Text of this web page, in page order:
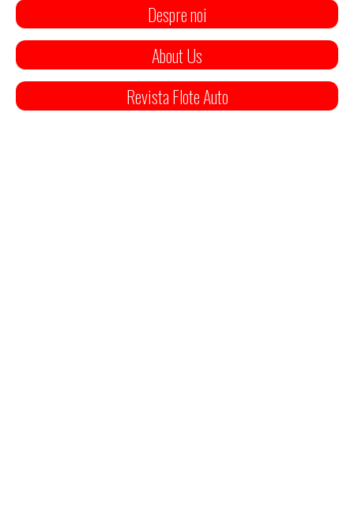
Despre noi
About Us
Revista Flote Auto